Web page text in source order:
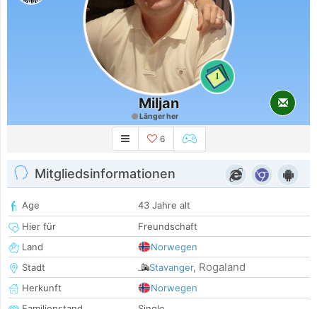
1
Miljan
Länger her
6
Mitgliedsinformationen
Age
43 Jahre alt
Hier für
Freundschaft
Land
Norwegen
Stadt
Stavanger, Rogaland
Herkunft
Norwegen